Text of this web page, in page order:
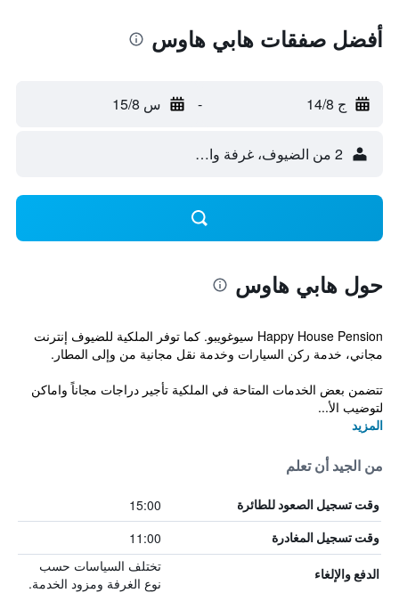
أفضل صفقات هابي هاوس
ج 14/8 - س 15/8
2 من الضيوف، غرفة واحدة
حول هابي هاوس
Happy House Pension سيوغويبو. كما توفر الملكية للضيوف إنترنت
مجاني، خدمة ركن السيارات وخدمة نقل مجانية من وإلى المطار.
تتضمن بعض الخدمات المتاحة في الملكية تأجير دراجات مجاناً واماكن
لتوضيب الأ...
المزيد
من الجيد أن تعلم
وقت تسجيل الصعود للطائرة 15:00
وقت تسجيل المغادرة 11:00
الدفع والإلغاء
تختلف السياسات حسب
نوع الغرفة ومزود الخدمة.